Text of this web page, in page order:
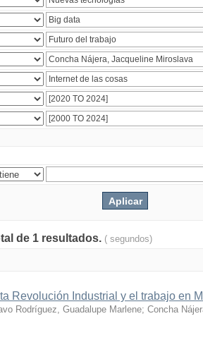
de 1 resultados. ( segundos)
Revolución Industrial y el trabajo en
Rodríguez, Guadalupe Marlene; Concha